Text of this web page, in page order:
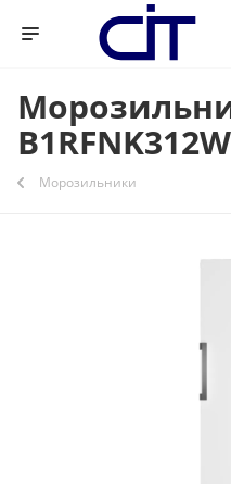
B1RFNK312W
Морозильники